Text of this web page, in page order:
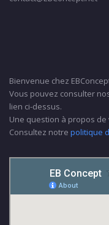
Bienvenue chez
Vous pouvez consulter
lien ci-dessus.
Une question à propos
Consultez notre politique